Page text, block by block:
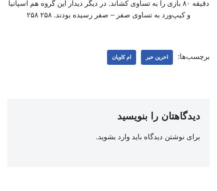
دقیقه ۸۰ بازی را به تساوی کشاند. در دیگر دیدار این گروه هم اسپانیا
و کیپ‌ورد به تساوی صفر – صفر رسیده بودند. ۲۵۸ ۲۵۸
برچسب‌ها: اخرین خبر ام کاویان
دیدگاهتان را بنویسید
برای نوشتن دیدگاه باید وارد بشوید.